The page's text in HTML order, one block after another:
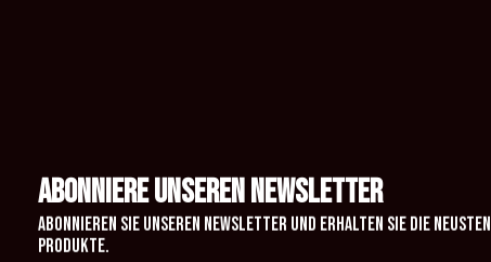
ABONNIERE UNSEREN NEWSLETTER
Abonnieren Sie unseren Newsletter und erhalten Sie die neusten
Produkte.